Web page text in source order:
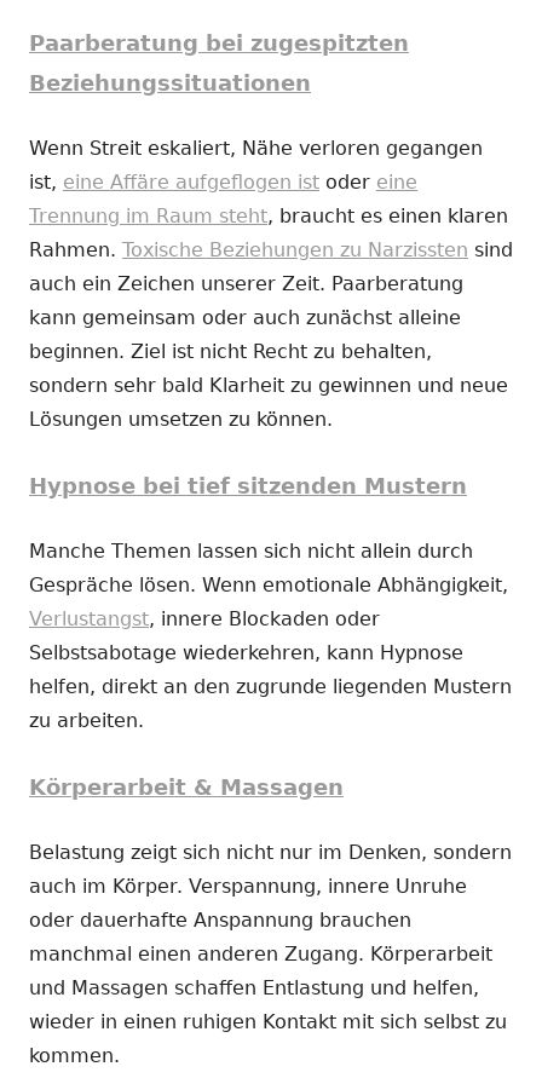
Paarberatung bei zugespitzten
Beziehungssituationen
Wenn Streit eskaliert, Nähe verloren gegangen
ist, eine Affäre aufgeflogen ist oder eine
Trennung im Raum steht, braucht es einen klaren
Rahmen. Toxische Beziehungen zu Narzissten sind
auch ein Zeichen unserer Zeit. Paarberatung
kann gemeinsam oder auch zunächst alleine
beginnen. Ziel ist nicht Recht zu behalten,
sondern sehr bald Klarheit zu gewinnen und neue
Lösungen umsetzen zu können.
Hypnose bei tief sitzenden Mustern
Manche Themen lassen sich nicht allein durch
Gespräche lösen. Wenn emotionale Abhängigkeit,
Verlustangst, innere Blockaden oder
Selbstsabotage wiederkehren, kann Hypnose
helfen, direkt an den zugrunde liegenden Mustern
zu arbeiten.
Körperarbeit & Massagen
Belastung zeigt sich nicht nur im Denken, sondern
auch im Körper. Verspannung, innere Unruhe
oder dauerhafte Anspannung brauchen
manchmal einen anderen Zugang. Körperarbeit
und Massagen schaffen Entlastung und helfen,
wieder in einen ruhigen Kontakt mit sich selbst zu
kommen.